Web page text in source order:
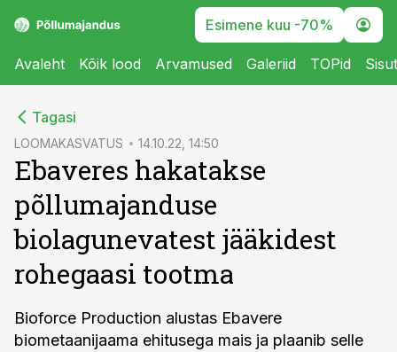
Esimene kuu -70%
Avaleht Kõik lood Arvamused Galeriid TOPid
Tagasi
LOOMAKASVATUS 14.10.22, 14:50
Ebaveres hakatakse
põllumajanduse
biolagunevatest jääkidest
rohegaasi tootma
Bioforce Production alustas Ebavere
biometaanijaama ehitusega mais ja plaanib selle